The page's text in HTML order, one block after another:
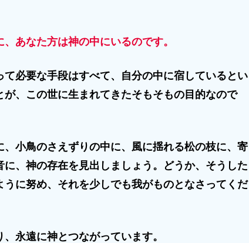
あなた方は神の中にいるのです。
必要な手段はすべて、自分の中に宿しているとい
、この世に生まれてきたそもそもの目的なので
小鳥のさえずりの中に、風に揺れる松の枝に、寄
、神の存在を見出しましょう。どうか、そうした
に努め、それを少しでも我がものとなさってくだ
永遠に神とつながっています。